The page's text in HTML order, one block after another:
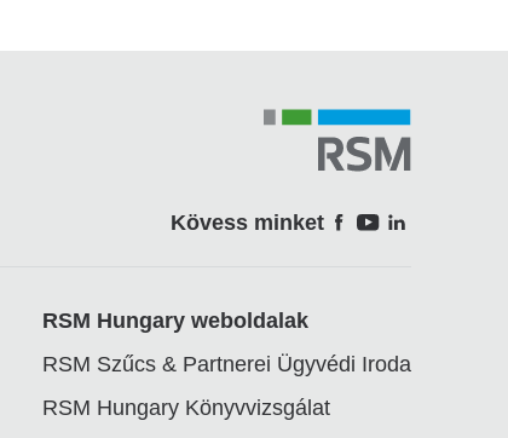
Kövess minket
RSM Hungary weboldalak
RSM Szűcs & Partnerei Ügyvédi Iroda
RSM Hungary Könyvvizsgálat